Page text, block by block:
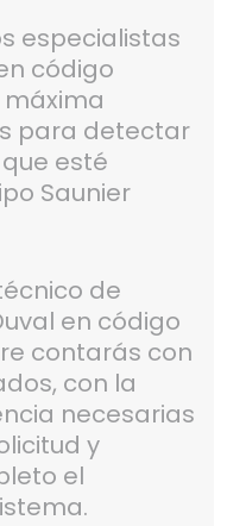
especialistas
código
máxima
para detectar
esté
Saunier
de
en código
contarás con
con la
necesarias
y
el